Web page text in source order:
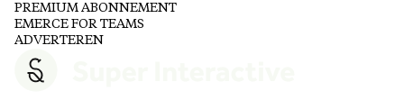
PREMIUM ABONNEMENT
EMERCE FOR TEAMS
ADVERTEREN